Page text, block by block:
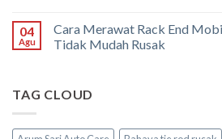
04
Agu
Cara Merawat Rack End
Tidak Mudah Rusak
TAG CLOUD